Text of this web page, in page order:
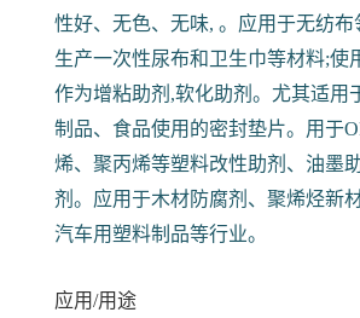
性好、无色、无味, 。应用于无纺布
生产一次性尿布和卫生巾等材料;使
作为增粘助剂,软化助剂。尤其适用
制品、食品使用的密封垫片。用于
烯、聚丙烯等塑料改性助剂、油墨
剂。应用于木材防腐剂、聚烯烃新
汽车用塑料制品等行业。
应用/用途